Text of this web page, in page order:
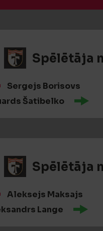
Spēlētāja
Sergejs Borisovs
Šatibelko
Spēlētāja
Aleksejs Maksajs
Lange